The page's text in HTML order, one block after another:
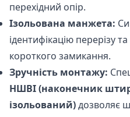
перехідний опір.
Ізольована манжета:
ідентифікацію перерізу
короткого замикання.
Зручність монтажу:
НШВІ (наконечник
ізольований)дозволяє